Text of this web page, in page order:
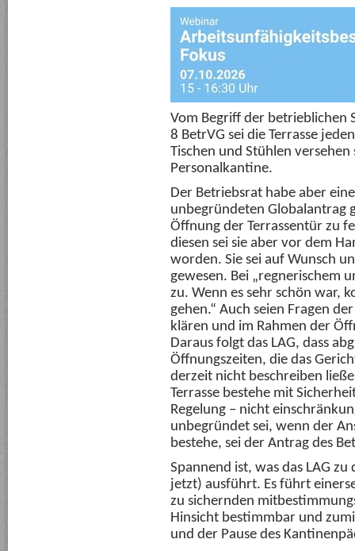
Vom Begriff der betrieblichen
8 BetrVG sei die Terrasse
Tischen und Stühlen versehen
Personalkantine.
Der Betriebsrat habe aber
unbegründeten Globalantrag
Öffnung der Terrassentür zu
diesen sei sie aber vor dem
worden. Sie sei auf Wunsch
gewesen. Bei „regnerischem
zu. Wenn es sehr schön war,
gehen.“ Auch seien Fragen
klären und im Rahmen der
Daraus folgt das LAG, dass
Öffnungszeiten, die das
derzeit nicht beschreiben
Terrasse bestehe mit
Regelung – nicht
unbegründet sei, wenn der
bestehe, sei der Antrag des
Spannend ist, was das LAG
jetzt) ausführt. Es führt
zu sichernden
Hinsicht bestimmbar und
und der Pause des